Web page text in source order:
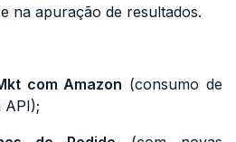
na apuração de resultados.
com Amazon (consumo de
API);